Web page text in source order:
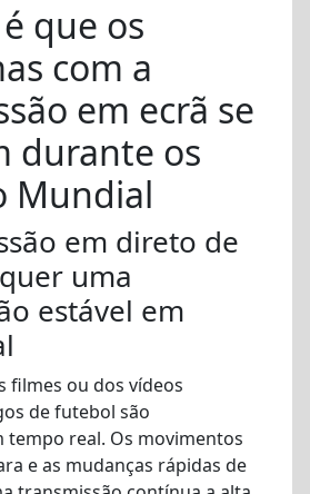
que os
com a
em ecrã se
durante os
Mundial
em direto de
uma
estável em
filmes ou dos vídeos
de futebol são
real. Os movimentos
e as mudanças rápidas de